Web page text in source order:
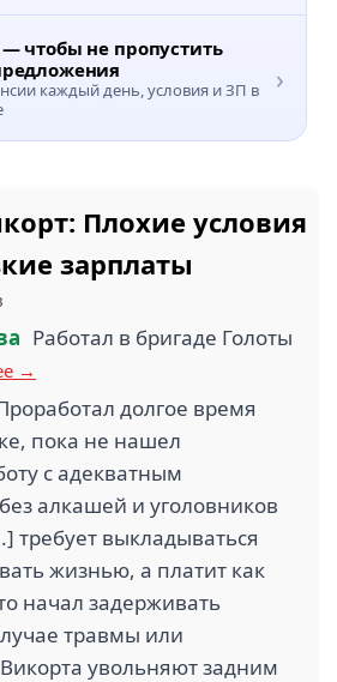
чтобы не пропустить
каждый день, условия и ЗП в
›
Плохие условия
зарплаты
Работал в бригаде Голоты
→
долгое время
пока не нашел
с адекватным
алкашей и уголовников
требует выкладываться
жизнью, а платит как
начал задерживать
травмы или
увольняют задним